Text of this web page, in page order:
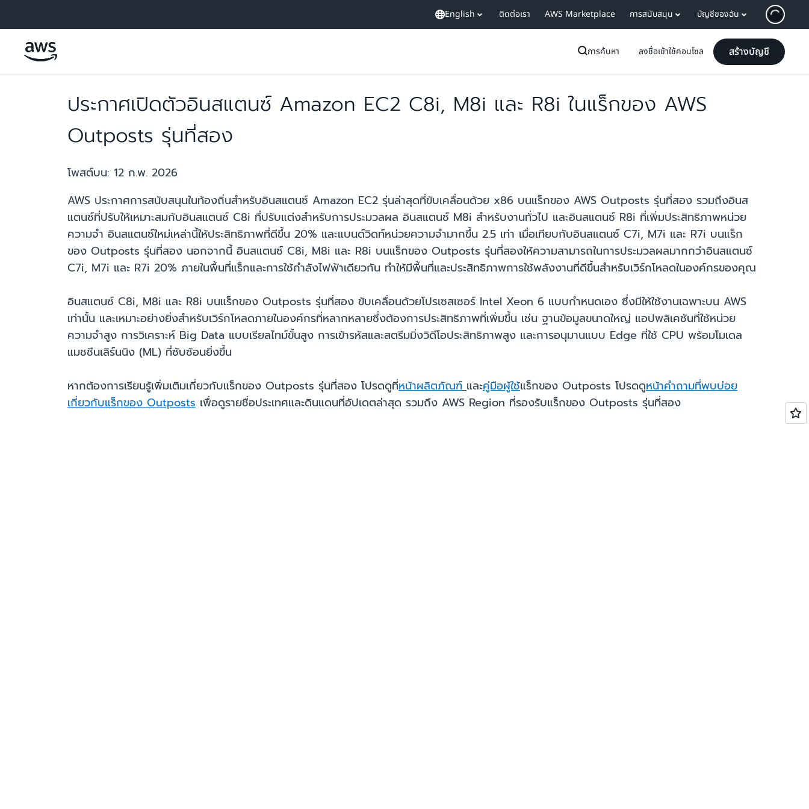
English ติดต่อเรา AWS Marketplace การสนับสนุน บัญชีของฉัน
การค้นหา ลงชื่อเข้าใช้คอนโซล สร้างบัญชี
ประกาศเปิดตัวอินสแตนซ์ Amazon EC2 C8i, M8i และ R8i ในแร็กของ AWS
Outposts รุ่นที่สอง
โพสต์บน: 12 ก.พ. 2026
AWS ประกาศการสนับสนุนในท้องถิ่นสำหรับอินสแตนซ์ Amazon EC2 รุ่นล่าสุดที่ขับเคลื่อนด้วย x86 บนแร็กของ AWS Outposts รุ่นที่สอง รวมถึงอินส
แตนซ์ที่ปรับให้เหมาะสมกับอินสแตนซ์ C8i ที่ปรับแต่งสำหรับการประมวลผล อินสแตนซ์ M8i สำหรับงานทั่วไป และอินสแตนซ์ R8i ที่เพิ่มประสิทธิภาพหน่วย
ความจำ อินสแตนซ์ใหม่เหล่านี้ให้ประสิทธิภาพที่ดีขึ้น 20% และแบนด์วิดท์หน่วยความจำมากขึ้น 2.5 เท่า เมื่อเทียบกับอินสแตนซ์ C7i, M7i และ R7i บนแร็ก
ของ Outposts รุ่นที่สอง นอกจากนี้ อินสแตนซ์ C8i, M8i และ R8i บนแร็กของ Outposts รุ่นที่สองให้ความสามารถในการประมวลผลมากกว่าอินสแตนซ์
C7i, M7i และ R7i 20% ภายในพื้นที่แร็กและการใช้กำลังไฟฟ้าเดียวกัน ทำให้มีพื้นที่และประสิทธิภาพการใช้พลังงานที่ดีขึ้นสำหรับเวิร์กโหลดในองค์กรของคุณ
อินสแตนซ์ C8i, M8i และ R8i บนแร็กของ Outposts รุ่นที่สอง ขับเคลื่อนด้วยโปรเซสเซอร์ Intel Xeon 6 แบบกำหนดเอง ซึ่งมีให้ใช้งานเฉพาะบน AWS
เท่านั้น และเหมาะอย่างยิ่งสำหรับเวิร์กโหลดภายในองค์กรที่หลากหลายซึ่งต้องการประสิทธิภาพที่เพิ่มขึ้น เช่น ฐานข้อมูลขนาดใหญ่ แอปพลิเคชันที่ใช้หน่วย
ความจำสูง การวิเคราะห์ Big Data แบบเรียลไทม์ขั้นสูง การเข้ารหัสและสตรีมมิ่งวิดีโอประสิทธิภาพสูง และการอนุมานแบบ Edge ที่ใช้ CPU พร้อมโมเดล
แมชชีนเลิร์นนิง (ML) ที่ซับซ้อนยิ่งขึ้น
หากต้องการเรียนรู้เพิ่มเติมเกี่ยวกับแร็กของ Outposts รุ่นที่สอง โปรดดูที่หน้าผลิตภัณฑ์ และคู่มือผู้ใช้แร็กของ Outposts โปรดดูหน้าคำถามที่พบบ่อย
เกี่ยวกับแร็กของ Outposts เพื่อดูรายชื่อประเทศและดินแดนที่อัปเดตล่าสุด รวมถึง AWS Region ที่รองรับแร็กของ Outposts รุ่นที่สอง